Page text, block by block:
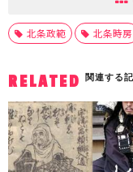
北条政範 北条時房
RELATED 関連する